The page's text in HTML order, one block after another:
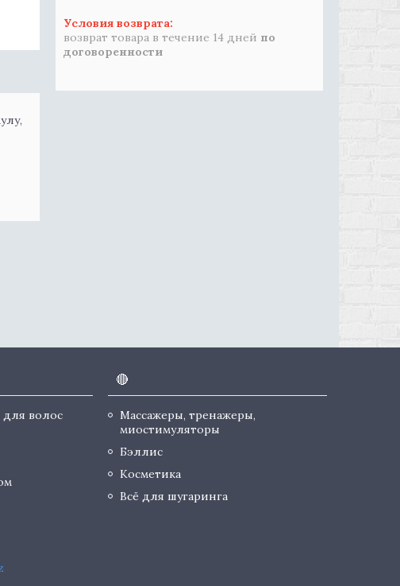
возврат товара в течение 14 дней по
договоренности
волос
🔴
Массажеры, тренажеры,
миостимуляторы
Бэллис
Косметика
Всё для шугаринга